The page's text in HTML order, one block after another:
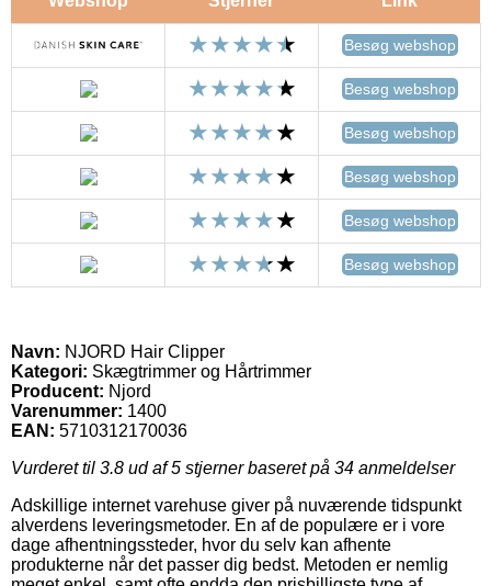
Besøg webshop
Besøg webshop
Besøg webshop
Besøg webshop
Besøg webshop
Besøg webshop
Navn: NJORD Hair Clipper
Kategori: Skægtrimmer og Hårtrimmer
Producent: Njord
Varenummer: 1400
EAN: 5710312170036
Vurderet til 3.8 ud af 5 stjerner baseret på 34 anmeldelser
Adskillige internet varehuse giver på nuværende tidspunkt
alverdens leveringsmetoder. En af de populære er i vore
dage afhentningssteder, hvor du selv kan afhente
produkterne når det passer dig bedst. Metoden er nemlig